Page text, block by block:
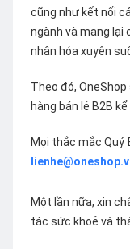
cũng như kết nối
ngành và mang lại
nhân hóa xuyên
Theo đó,
hàng bán lẻ B2B
Mọi thắc mắc Quý
Một lần nữa, xin
tác sức khoẻ và